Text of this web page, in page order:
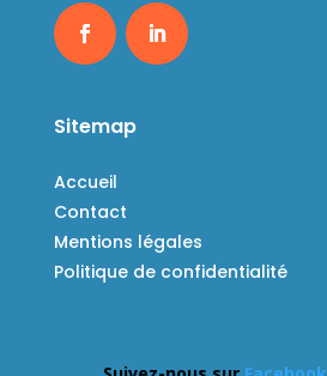
Sitemap
Accueil
Contact
Mentions légales
Politique de confidentialité